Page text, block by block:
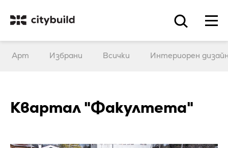
Арт Избрани Всички Интериорен
Квартал "Факултета"